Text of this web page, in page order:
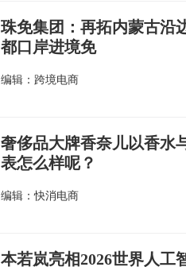
珠免集团：再拓内蒙古沿
都口岸进境免
编辑：跨境电商
奢侈品大牌香奈儿以香水
表怎么样呢？
编辑：快消电商
本若岚亮相2026世界人工